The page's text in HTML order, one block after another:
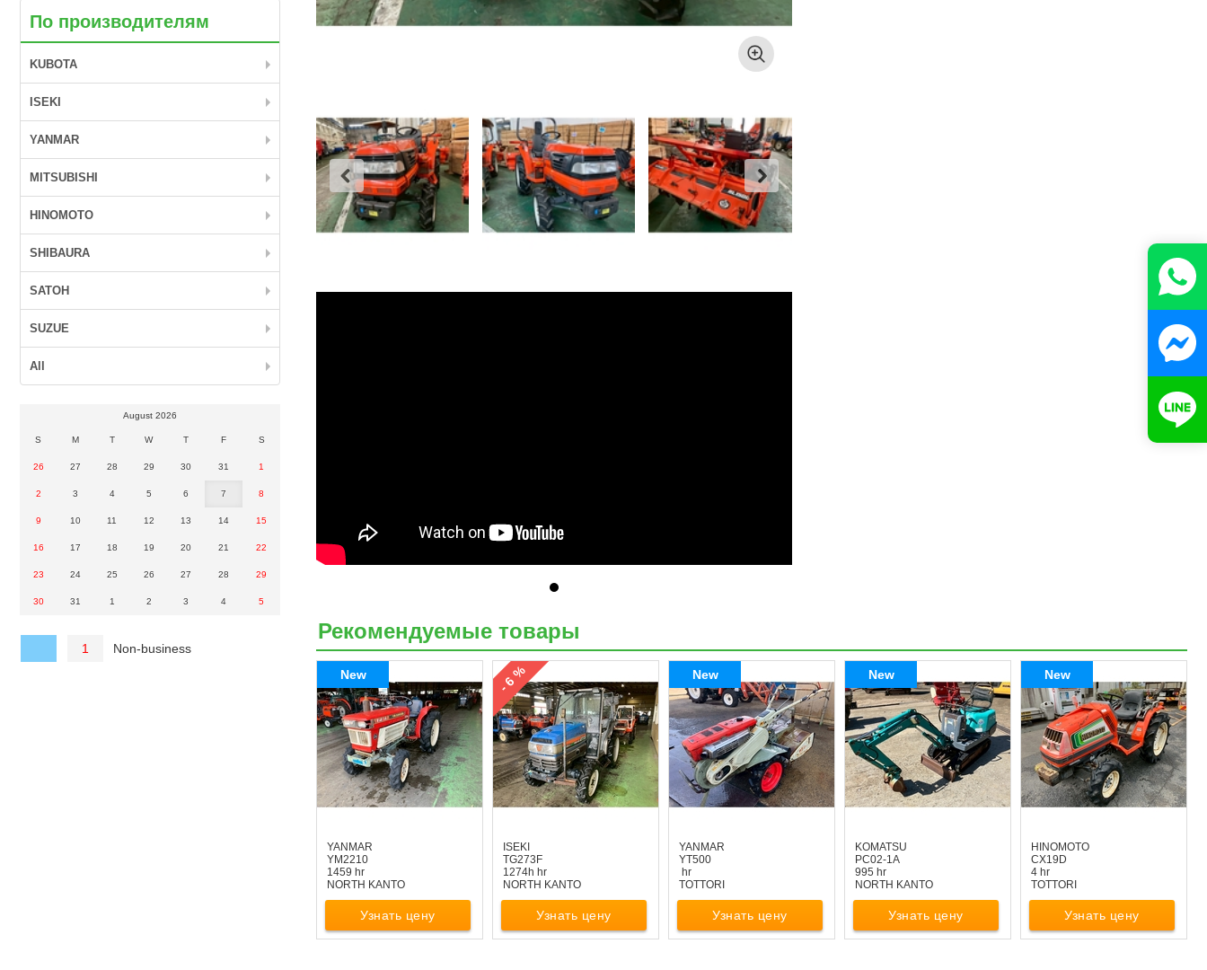
Рекомендуемые товары
New
YANMAR
YM2210
1459 hr
NORTH KANTO
Узнать цену
- 6 %
ISEKI
TG273F
1274h hr
NORTH KANTO
Узнать цену
New
YANMAR
YT500
hr
TOTTORI
Узнать цену
New
KOMATSU
PC02-1A
995 hr
NORTH KANTO
Узнать цену
New
HINOMOTO
CX19D
4 hr
TOTTORI
Узнать цену
По производителям
KUBOTA
ISEKI
YANMAR
MITSUBISHI
HINOMOTO
SHIBAURA
SATOH
SUZUE
All
August 2026
S M T W T F S
26 27 28 29 30 31 1
2 3 4 5 6 7 8
9 10 11 12 13 14 15
16 17 18 19 20 21 22
23 24 25 26 27 28 29
30 31 1 2 3 4 5
1 Non-business